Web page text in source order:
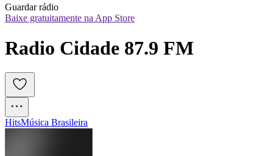
Guardar rádio
Baixe gratuitamente na App Store
Radio Cidade 87.9 FM
HitsMúsica Brasileira